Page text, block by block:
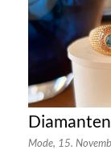
Mode, 15.